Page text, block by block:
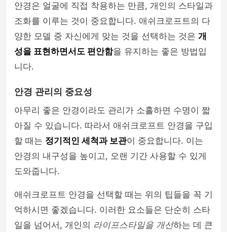
안경은 얼굴에 직접 착용하는 만큼, 개인의 스타일과
조화를 이루는 것이 중요합니다. 애쉬크로프트의 다
양한 모델 중 자신에게 맞는 것을 선택하는 것은 개
성을 표현하면서도 편안함을 유지하는 좋은 방법입
니다.
안경 관리의 중요성
아무리 좋은 안경이라도 관리가 소홀하면 수명이 짧
아질 수 있습니다. 따라서 애쉬크로프트 안경을 구입
할 때는 정기적인 세척과 보관이 중요합니다. 이는
안경의 내구성을 높이고, 오랜 기간 사용할 수 있게
도와줍니다.
애쉬크로프트 안경을 선택할 때는 위의 팁들을 꼭 기
억하시면 좋겠습니다. 이러한 요소들은 단순히 스타
일을 넘어서, 개인의 라이프스타일을 개선하는 데 큰